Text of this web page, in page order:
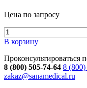
Цена по запросу
В корзину
Проконсультироваться
8 (800) 505-74-64 8
zakaz@sanamedical.ru